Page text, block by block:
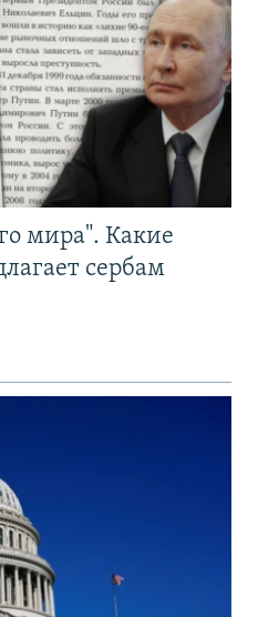
мира". Какие
сербам